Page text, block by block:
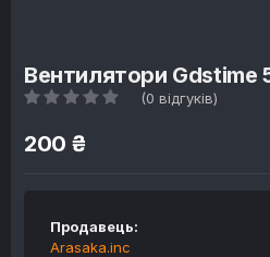
Вентилятори Gdstime
(0 відгуків)
200 ₴
Продавець:
Arasaka.inc